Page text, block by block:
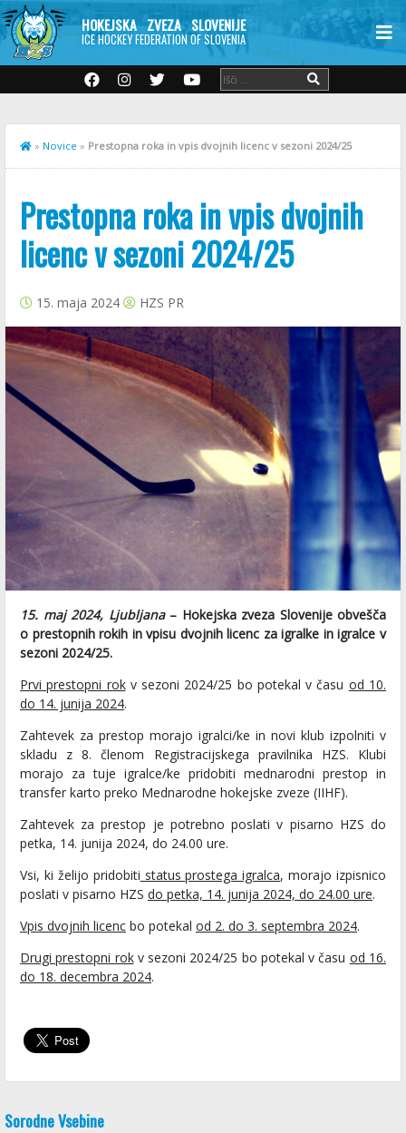
HOKEJSKA ZVEZA SLOVENIJE
ICE HOCKEY FEDERATION OF SLOVENIA
» Novice » Prestopna roka in vpis dvojnih licenc v sezoni 2024/25
Prestopna roka in vpis dvojnih
licenc v sezoni 2024/25
15. maja 2024 HZS PR
15. maj 2024, Ljubljana– Hokejska zveza Slovenije obvešča
o prestopnih rokih in vpisu dvojnih licenc za igralke in igralce v
sezoni 2024/25.
Prvi prestopni rokv sezoni 2024/25 bo potekal v času od 10.
do 14. junija 2024.
Zahtevek za prestop morajo igralci/ke in novi klub izpolniti v
skladu z 8. členom Registracijskega pravilnika HZS. Klubi
morajo za tuje igralce/ke pridobiti mednarodni prestop in
transfer karto preko Mednarodne hokejske zveze (IIHF).
Zahtevek za prestop je potrebno poslati v pisarno HZS do
petka, 14. junija 2024, do 24.00 ure.
Vsi, ki želijo pridobiti status prostega igralca, morajo izpisnico
poslati v pisarno HZS do petka, 14. junija 2024, do 24.00 ure.
Vpis dvojnih licenc bo potekal od 2. do 3. septembra 2024.
Drugi prestopni rokv sezoni 2024/25 bo potekal v času od 16.
do 18. decembra 2024.
Sorodne Vsebine